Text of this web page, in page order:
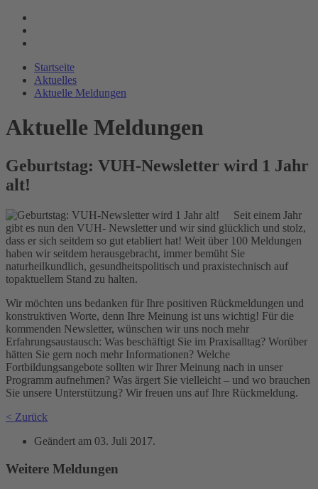
Startseite
Aktuelles
Aktuelle Meldungen
Aktuelle Meldungen
Geburtstag: VUH-Newsletter wird 1 Jahr
alt!
Seit einem Jahr
gibt es nun den VUH- Newsletter und wir sind glücklich und stolz,
dass er sich seitdem so gut etabliert hat! Weit über 100 Meldungen
haben wir seitdem herausgebracht, immer bemüht Sie
naturheilkundlich, gesundheitspolitisch und praxistechnisch auf
topaktuellem Stand zu halten.
Wir möchten uns bedanken für Ihre positiven Rückmeldungen und
konstruktiven Worte, denn Ihre Meinung ist uns wichtig! Für die
kommenden Newsletter, wünschen wir uns noch mehr
Erfahrungsaustausch: Was beschäftigt Sie im Praxisalltag? Worüber
hätten Sie gern noch mehr Informationen? Welche
Fortbildungsangebote sollten wir Ihrer Meinung nach in unser
Programm aufnehmen? Was ärgert Sie vielleicht – und wo brauchen
Sie unsere Unterstützung? Wir freuen uns auf Ihre Rückmeldung.
< Zurück
Geändert am 03. Juli 2017.
Weitere Meldungen